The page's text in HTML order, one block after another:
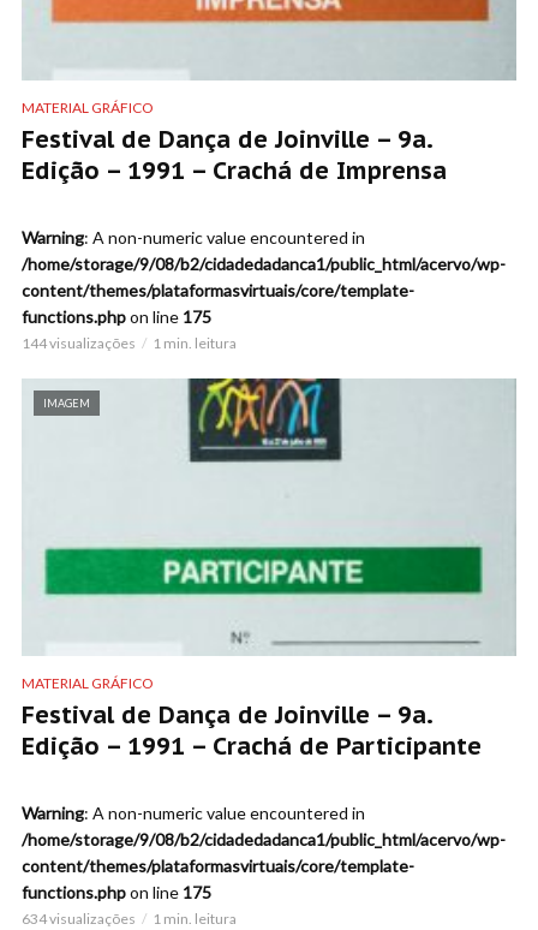
MATERIAL GRÁFICO
Festival de Dança de Joinville – 9a.
Edição – 1991 – Crachá de Imprensa
Warning: A non-numeric value encountered in
/home/storage/9/08/b2/cidadedadanca1/public_html/acervo/wp-
content/themes/plataformasvirtuais/core/template-
functions.phpon line 175
144 visualizações 1 min. leitura
IMAGEM
MATERIAL GRÁFICO
Festival de Dança de Joinville – 9a.
Edição – 1991 – Crachá de Participante
Warning: A non-numeric value encountered in
/home/storage/9/08/b2/cidadedadanca1/public_html/acervo/wp-
content/themes/plataformasvirtuais/core/template-
functions.phpon line 175
634 visualizações 1 min. leitura